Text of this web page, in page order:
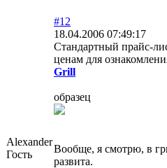
Alexander
Гость
#12
18.04.2006 07:49:17
Стандартный прайс-
ценам для
Grill
образец
Вообще, я смотрю, в
развита.